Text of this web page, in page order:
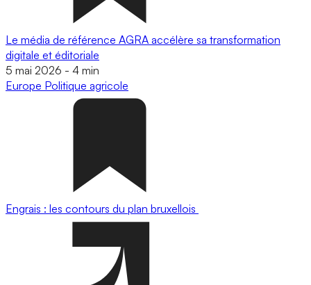
Le média de référence AGRA accélère sa transformation
digitale et éditoriale
5 mai 2026 - 4 min
Europe Politique agricole
Engrais : les contours du plan bruxellois